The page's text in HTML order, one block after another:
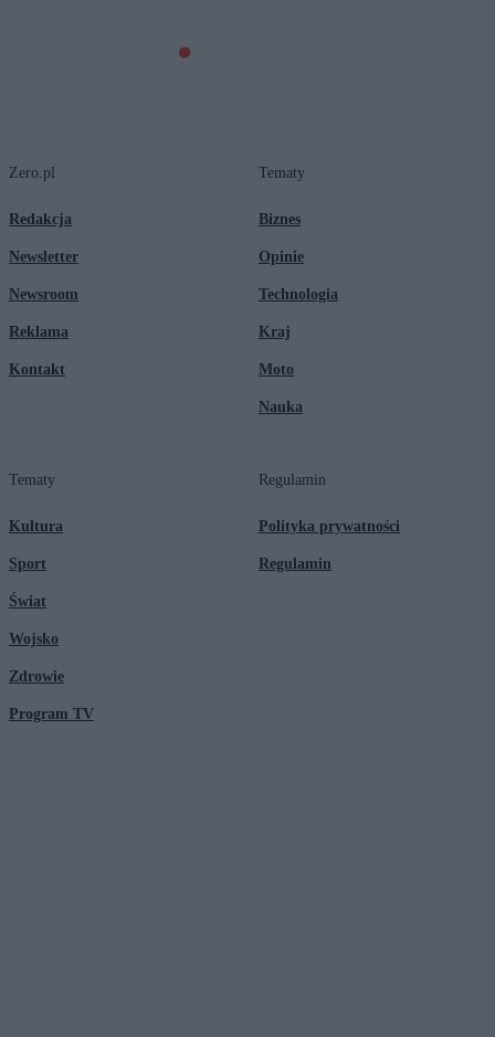
Zero.pl
Redakcja
Newsletter
Newsroom
Reklama
Kontakt
Tematy
Biznes
Opinie
Technologia
Kraj
Moto
Nauka
Tematy
Kultura
Sport
Świat
Wojsko
Zdrowie
Program TV
Regulamin
Polityka prywatności
Regulamin